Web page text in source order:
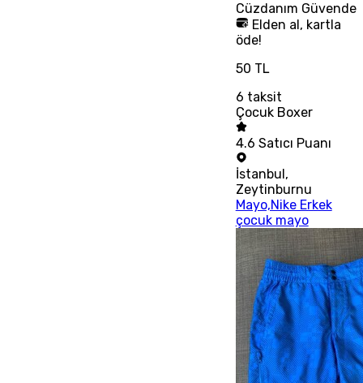
Cüzdanım Güvende
Elden al, kartla
öde!
50 TL
6 taksit
Çocuk Boxer
4.6 Satıcı Puanı
İstanbul ,
Zeytinburnu
Mayo,Nike Erkek
çocuk mayo